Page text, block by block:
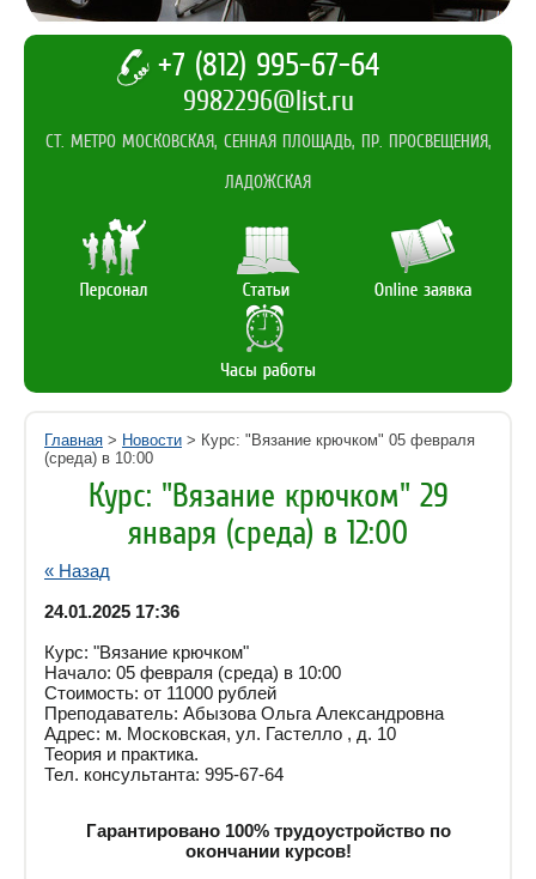
+7 (812) 995-67-64
9982296@list.ru
СТ. МЕТРО МОСКОВСКАЯ, СЕННАЯ ПЛОЩАДЬ, ПР. ПРОСВЕЩЕНИЯ,
ЛАДОЖСКАЯ
Главная > Новости > Курс: "Вязание крючком" 05 февраля
(среда) в 10:00
Курс: "Вязание крючком" 29
января (среда) в 12:00
« Назад
24.01.2025 17:36
Курс: "Вязание крючком"
Начало: 05 февраля (среда) в 10:00
Стоимость: от 11000 рублей
Преподаватель: Абызова Ольга Александровна
Адрес: м. Московская, ул. Гастелло , д. 10
Теория и практика.
Тел. консультанта: 995-67-64
Гарантировано 100% трудоустройство по
окончании курсов!